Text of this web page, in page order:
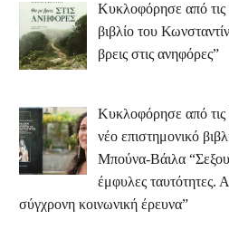
Κυκλοφόρησε από τις
βιβλίο του
βρεις στις ανηφόρες”
Κυκλοφόρησε από
νέο επιστημονικό
Μπούνα-Βάιλα
έμφυλες ταυτότητες.
σύγχρονη κοινωνική έρευνα”